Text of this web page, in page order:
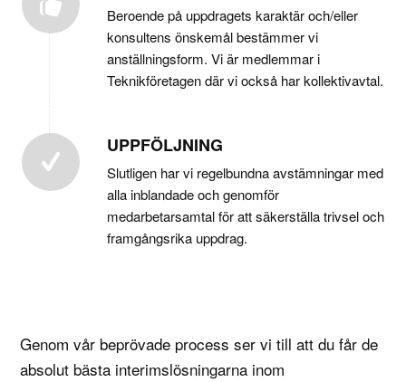
Beroende på uppdragets karaktär och/eller
konsultens önskemål bestämmer vi
anställningsform. Vi är medlemmar i
Teknikföretagendär vi också har kollektivavtal.
UPPFÖLJNING
Slutligen har vi regelbundna avstämningar med
alla inblandade och genomför
medarbetarsamtal för att säkerställa trivsel och
framgångsrika uppdrag.
Genom vår beprövade process ser vi till att du får de
absolut bästa interimslösningarna inom